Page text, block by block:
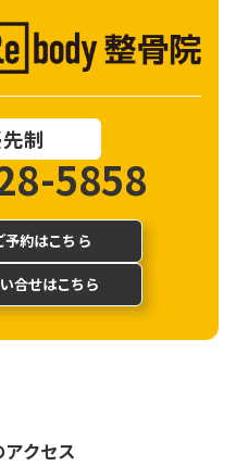
制
5858
予約はこちら
合せはこちら
クセス